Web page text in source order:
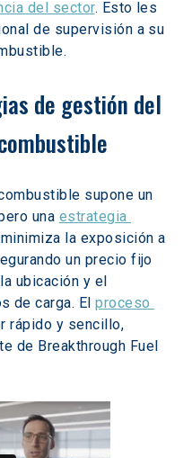
del sector. Esto les
de supervisión a su
de gestión del
supone un
una estrategia
minimiza la exposición a
un precio fijo
ubicación y el
de carga. El proceso
rápido y sencillo,
de Breakthrough Fuel